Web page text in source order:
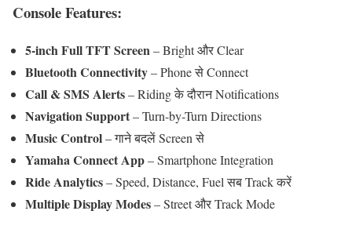
Console Features:
5-inch Full TFT Screen– Bright और Clear
Bluetooth Connectivity– Phone से Connect
Call & SMS Alerts– Riding के दौरान Notifications
Navigation Support– Turn-by-Turn Directions
Music Control– गाने बदलें Screen से
Yamaha Connect App– Smartphone Integration
Ride Analytics– Speed, Distance, Fuel सब Track करें
Multiple Display Modes– Street और Track Mode